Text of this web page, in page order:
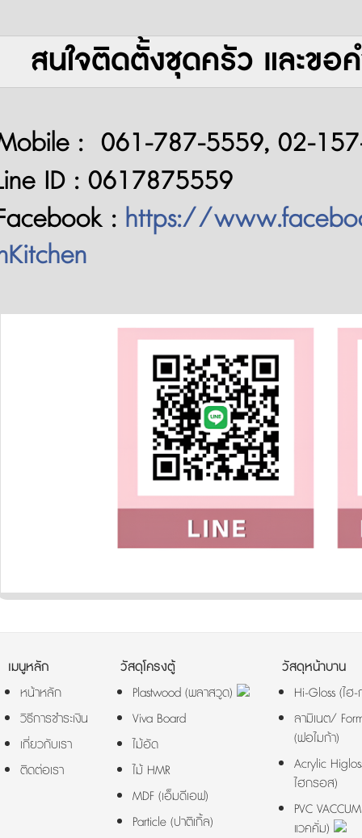
สนใจติดตัั้งชุดครัว และขอ
: 061-787-5559, 02-
ID : 0617875559
: https://
เมนูหลัก
หน้าหลัก
วิธีการชำระเงิน
เกี่ยวกับเรา
ติดต่อเรา
วัสดุโครงตู้
Plastwood (พลาสวูด)
Viva Board
ไม้อัด
ไม้ HMR
MDF (เอ็มดีเอฟ)
Particle (ปาติเกิ้ล)
วัสดุหน้าบาน
Hi-Gloss (ไ
ลามิเนต/
(ฟอไมก้า)
Acrylic
ไฮกรอส)
PVC
แวคคั่ม)